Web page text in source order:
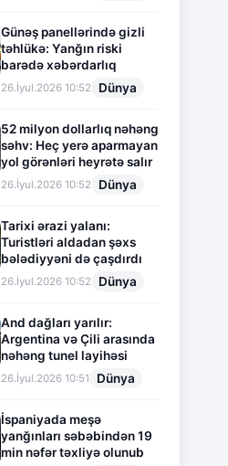
Günəş panellərində gizli
təhlükə: Yanğın riski
barədə xəbərdarlıq
26.İyul.2026 10:52 Dünya
52 milyon dollarlıq nəhəng
səhv: Heç yerə aparmayan
yol görənləri heyrətə salır
26.İyul.2026 10:52 Dünya
Tarixi ərazi yalanı:
Turistləri aldadan şəxs
bələdiyyəni də çaşdırdı
26.İyul.2026 10:52 Dünya
And dağları yarılır:
Argentina və Çili arasında
nəhəng tunel layihəsi
26.İyul.2026 10:51 Dünya
İspaniyada meşə
yanğınları səbəbindən 19
min nəfər təxliyə olunub